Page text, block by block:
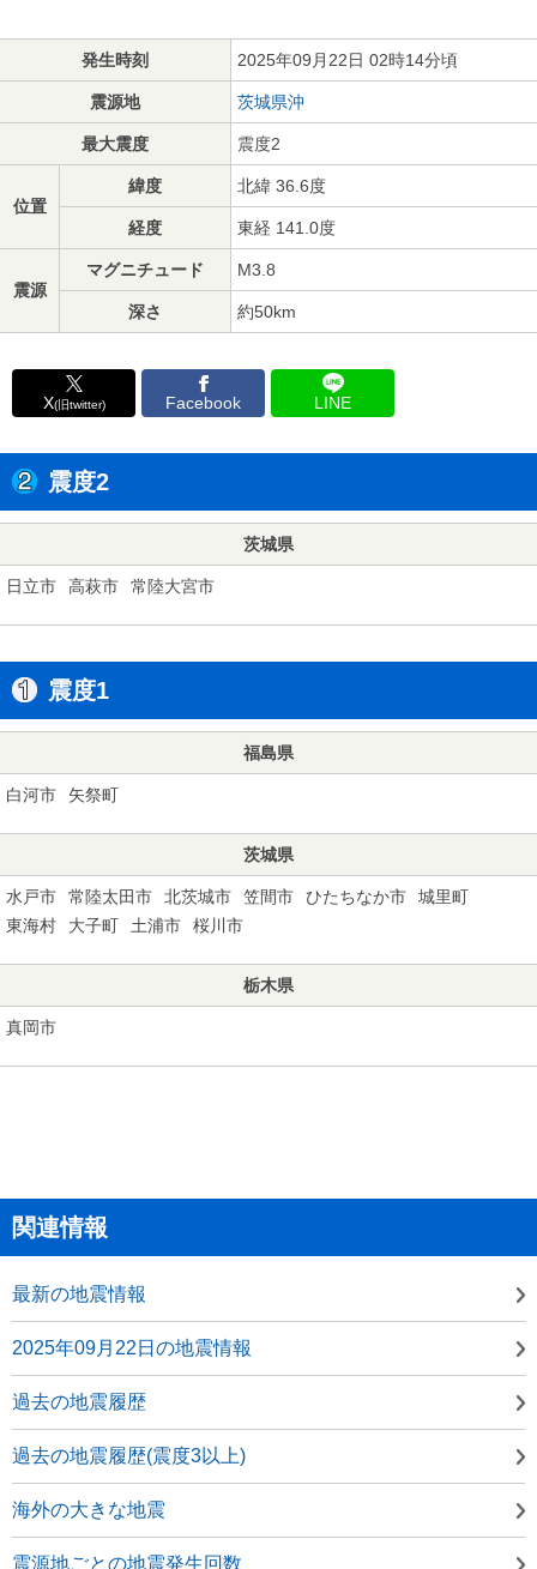
発生時刻 2025年09月22日 02時14分頃
震源地 茨城県沖
最大震度 震度2
位置
緯度 北緯 36.6度
経度 東経 141.0度
震源
マグニチュード M3.8
深さ 約50km
X(旧twitter) Facebook LINE
震度2
茨城県
日立市 高萩市 常陸大宮市
震度1
福島県
白河市 矢祭町
茨城県
水戸市 常陸太田市 北茨城市 笠間市 ひたちなか市
城里町
東海村
大子町 土浦市 桜川市
栃木県
真岡市
関連情報
最新の地震情報
2025年09月22日の地震情報
過去の地震履歴
過去の地震履歴(震度3以上)
海外の大きな地震
震源地ごとの地震発生回数